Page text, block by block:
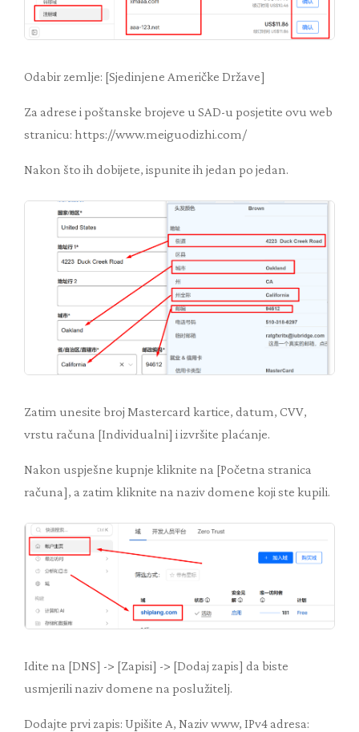
Odabir zemlje: [Sjedinjene Američke Države]
Za adrese i poštanske brojeve u SAD-u posjetite ovu web
stranicu: https://www.meiguodizhi.com/
Nakon što ih dobijete, ispunite ih jedan po jedan.
Zatim unesite broj Mastercard kartice, datum, CVV,
vrstu računa [Individualni] i izvršite plaćanje.
Nakon uspješne kupnje kliknite na [Početna stranica
računa], a zatim kliknite na naziv domene koji ste kupili.
Idite na [DNS] -> [Zapisi] -> [Dodaj zapis] da biste
usmjerili naziv domene na poslužitelj.
Dodajte prvi zapis: Upišite A, Naziv www, IPv4 adresa: